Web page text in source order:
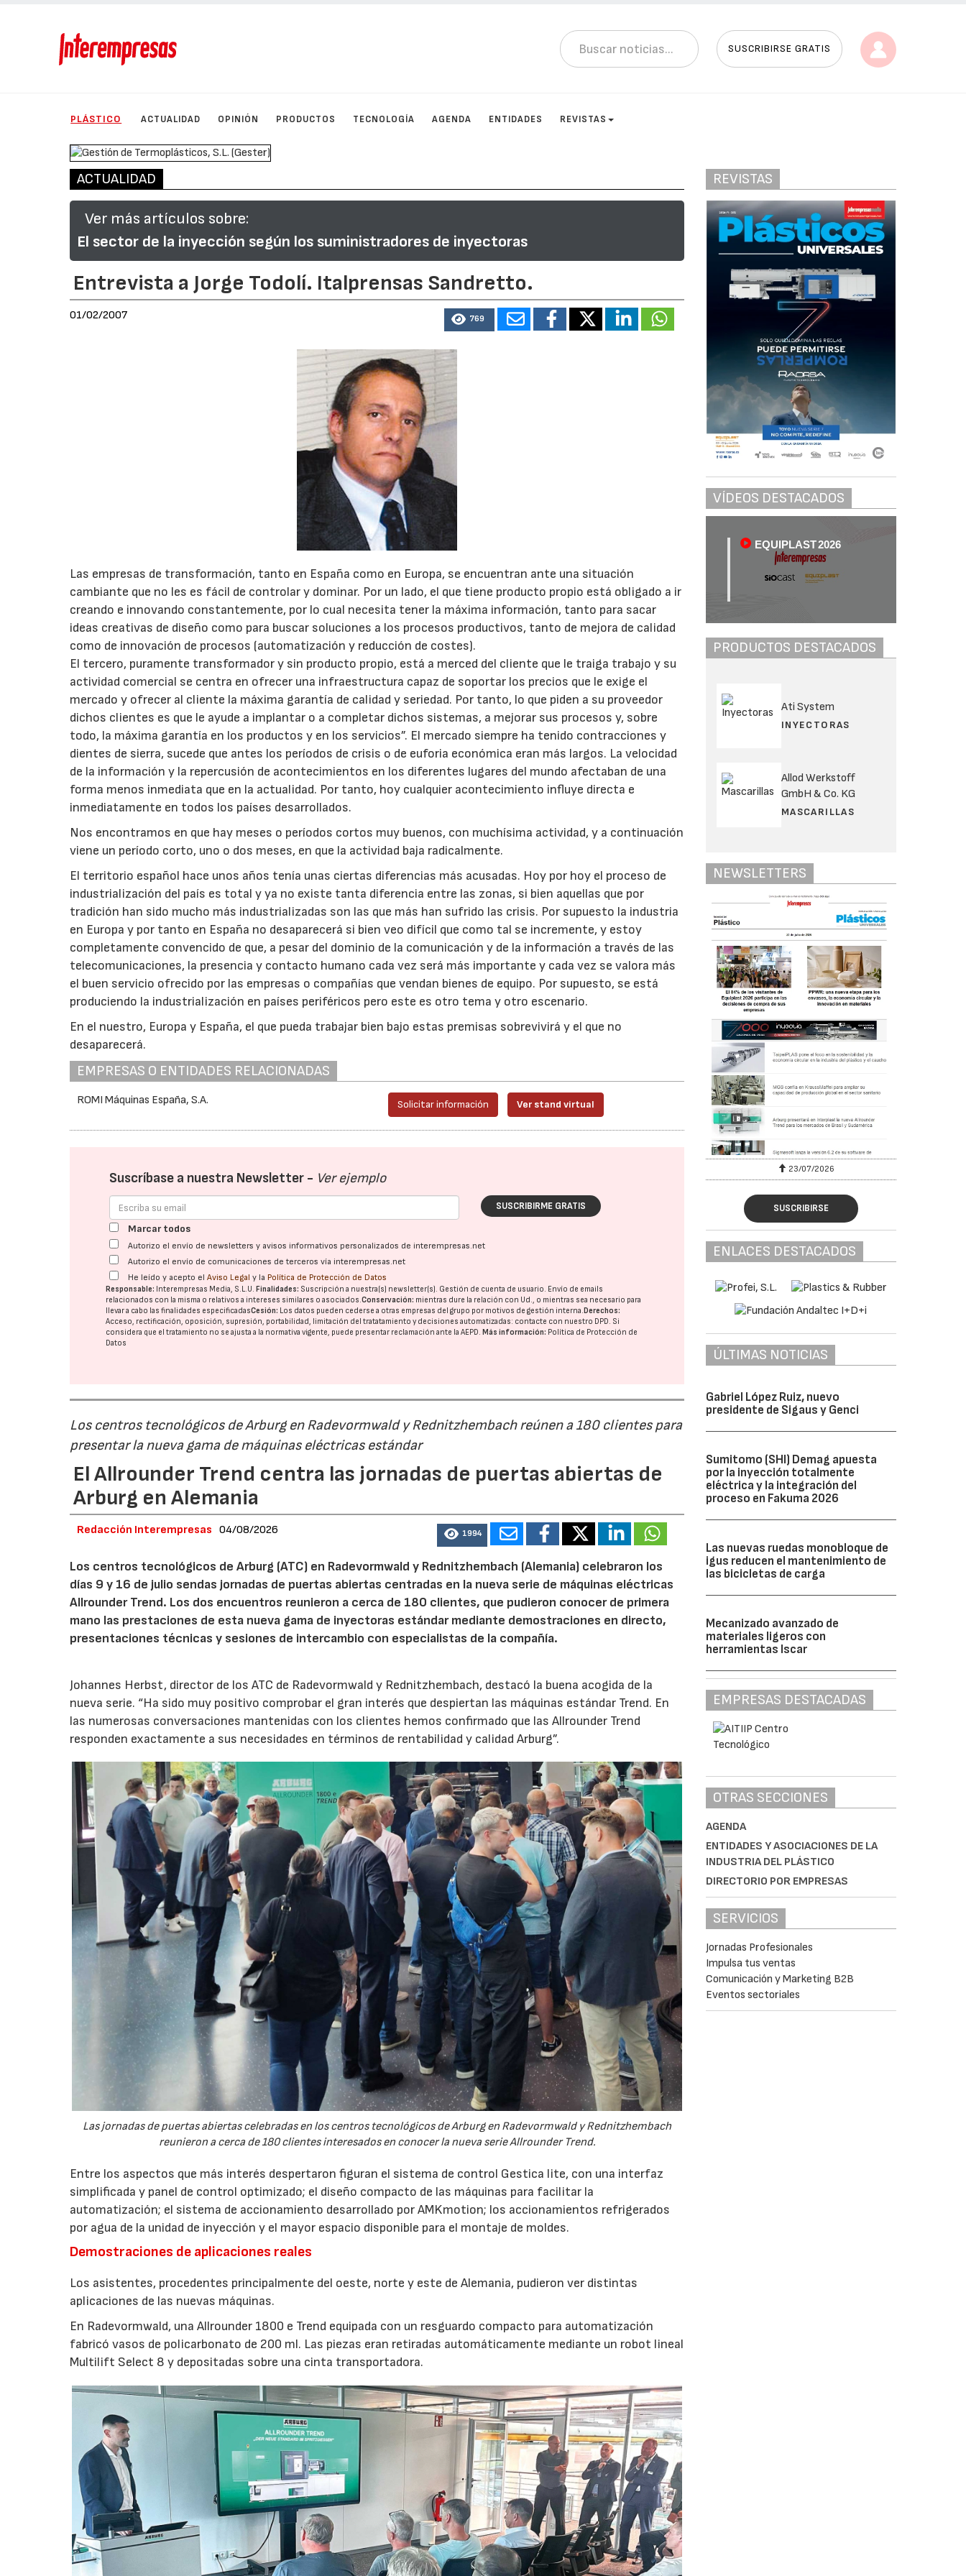
SUSCRIBIRSE GRATIS
PLÁSTICO ACTUALIDAD OPINIÓN PRODUCTOS TECNOLOGÍA AGENDA ENTIDADES REVISTAS
ACTUALIDAD
Ver más artículos sobre:
El sector de la inyección según los suministradores de inyectoras
Entrevista a Jorge Todolí. Italprensas Sandretto.
01/02/2007 769
Las empresas de transformación, tanto en España como en Europa, se encuentran ante una situación
cambiante que no les es fácil de controlar y dominar. Por un lado, el que tiene producto propio está obligado a ir
creando e innovando constantemente, por lo cual necesita tener la máxima información, tanto para sacar
ideas creativas de diseño como para buscar soluciones a los procesos productivos, tanto de mejora de calidad
como de innovación de procesos (automatización y reducción de costes).
El tercero, puramente transformador y sin producto propio, está a merced del cliente que le traiga trabajo y su
actividad comercial se centra en ofrecer una infraestructura capaz de soportar los precios que le exige el
mercado y ofrecer al cliente la máxima garantía de calidad y seriedad. Por tanto, lo que piden a su proveedor
dichos clientes es que le ayude a implantar o a completar dichos sistemas, a mejorar sus procesos y, sobre
todo, la máxima garantía en los productos y en los servicios”. El mercado siempre ha tenido contracciones y
dientes de sierra, sucede que antes los períodos de crisis o de euforia económica eran más largos. La velocidad
de la información y la repercusión de acontecimientos en los diferentes lugares del mundo afectaban de una
forma menos inmediata que en la actualidad. Por tanto, hoy cualquier acontecimiento influye directa e
inmediatamente en todos los países desarrollados.
Nos encontramos en que hay meses o períodos cortos muy buenos, con muchísima actividad, y a continuación
viene un período corto, uno o dos meses, en que la actividad baja radicalmente.
El territorio español hace unos años tenía unas ciertas diferencias más acusadas. Hoy por hoy el proceso de
industrialización del país es total y ya no existe tanta diferencia entre las zonas, si bien aquellas que por
tradición han sido mucho más industrializadas son las que más han sufrido las crisis. Por supuesto la industria
en Europa y por tanto en España no desaparecerá si bien veo difícil que como tal se incremente, y estoy
completamente convencido de que, a pesar del dominio de la comunicación y de la información a través de las
telecomunicaciones, la presencia y contacto humano cada vez será más importante y cada vez se valora más
el buen servicio ofrecido por las empresas o compañías que vendan bienes de equipo. Por supuesto, se está
produciendo la industrialización en países periféricos pero este es otro tema y otro escenario.
En el nuestro, Europa y España, el que pueda trabajar bien bajo estas premisas sobrevivirá y el que no
desaparecerá.
EMPRESAS O ENTIDADES RELACIONADAS
ROMI Máquinas España, S.A. Solicitar información Ver stand virtual
Suscríbase a nuestra Newsletter - Ver ejemplo
SUSCRIBIRME GRATIS
Marcar todos
Autorizo el envío de newsletters y avisos informativos personalizados de interempresas.net
Autorizo el envío de comunicaciones de terceros vía interempresas.net
He leído y acepto elAviso Legal y la Política de Protección de Datos
Responsable: Interempresas Media, S.L.U. Finalidades: Suscripción a nuestra(s) newsletter(s). Gestión de cuenta de usuario. Envío de emails
relacionados con la misma o relativos a intereses similares o asociados.Conservación: mientras dure la relación con Ud., o mientras sea necesario para
llevar a cabo las finalidades especificadasCesión: Los datos pueden cederse a otras empresas del grupo por motivos de gestión interna. Derechos:
Acceso, rectificación, oposición, supresión, portabilidad, limitación del tratatamiento y decisiones automatizadas: contacte con nuestro DPD. Si
considera que el tratamiento no se ajusta a la normativa vigente, puede presentar reclamación ante laAEPD. Más información: Política de Protección de
Datos
Los centros tecnológicos de Arburg en Radevormwald y Rednitzhembach reúnen a 180 clientes para
presentar la nueva gama de máquinas eléctricas estándar
El Allrounder Trend centra las jornadas de puertas abiertas de
Arburg en Alemania
Redacción Interempresas 04/08/2026 1994
Los centros tecnológicos de Arburg (ATC) en Radevormwald y Rednitzhembach (Alemania) celebraron los
días 9 y 16 de julio sendas jornadas de puertas abiertas centradas en la nueva serie de máquinas eléctricas
Allrounder Trend. Los dos encuentros reunieron a cerca de 180 clientes, que pudieron conocer de primera
mano las prestaciones de esta nueva gama de inyectoras estándar mediante demostraciones en directo,
presentaciones técnicas y sesiones de intercambio con especialistas de la compañía.
Johannes Herbst, director de los ATC de Radevormwald y Rednitzhembach, destacó la buena acogida de la
nueva serie. “Ha sido muy positivo comprobar el gran interés que despiertan las máquinas estándar Trend. En
las numerosas conversaciones mantenidas con los clientes hemos confirmado que las Allrounder Trend
responden exactamente a sus necesidades en términos de rentabilidad y calidad Arburg”.
Las jornadas de puertas abiertas celebradas en los centros tecnológicos de Arburg en Radevormwald y Rednitzhembach
reunieron a cerca de 180 clientes interesados en conocer la nueva serie Allrounder Trend.
Entre los aspectos que más interés despertaron figuran el sistema de control Gestica lite, con una interfaz
simplificada y panel de control optimizado; el diseño compacto de las máquinas para facilitar la
automatización; el sistema de accionamiento desarrollado por AMKmotion; los accionamientos refrigerados
por agua de la unidad de inyección y el mayor espacio disponible para el montaje de moldes.
Demostraciones de aplicaciones reales
Los asistentes, procedentes principalmente del oeste, norte y este de Alemania, pudieron ver distintas
aplicaciones de las nuevas máquinas.
En Radevormwald, una Allrounder 1800 e Trend equipada con un resguardo compacto para automatización
fabricó vasos de policarbonato de 200 ml. Las piezas eran retiradas automáticamente mediante un robot lineal
Multilift Select 8 y depositadas sobre una cinta transportadora.
REVISTAS
VÍDEOS DESTACADOS
EQUIPLAST 2026
PRODUCTOS DESTACADOS
Ati System
INYECTORAS
Allod Werkstoff
GmbH & Co. KG
MASCARILLAS
NEWSLETTERS
23/07/2026
SUSCRIBIRSE
ENLACES DESTACADOS
ÚLTIMAS NOTICIAS
Gabriel López Ruiz, nuevo
presidente de Sigaus y Genci
Sumitomo (SHI) Demag apuesta
por la inyección totalmente
eléctrica y la integración del
proceso en Fakuma 2026
Las nuevas ruedas monobloque de
igus reducen el mantenimiento de
las bicicletas de carga
Mecanizado avanzado de
materiales ligeros con
herramientas Iscar
EMPRESAS DESTACADAS
OTRAS SECCIONES
AGENDA
ENTIDADES Y ASOCIACIONES DE LA
INDUSTRIA DEL PLÁSTICO
DIRECTORIO POR EMPRESAS
SERVICIOS
Jornadas Profesionales
Impulsa tus ventas
Comunicación y Marketing B2B
Eventos sectoriales